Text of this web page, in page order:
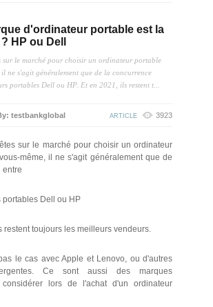
d'ordinateur portable est la
HP ou Dell
sur le marché pour choisir un ordinateur portable
ne s'agit généralement que de la concurrence
portables Dell ou HP. Et en 2021, ils restent t...
testbankglobal ARTICLE 3923
sur le marché pour choisir un ordinateur
même, il ne s'agit généralement que de
entre
portables Dell ou HP
restent toujours les meilleurs vendeurs.
le cas avec Apple et Lenovo, ou d'autres
Ce sont aussi des marques
lors de l'achat d'un ordinateur